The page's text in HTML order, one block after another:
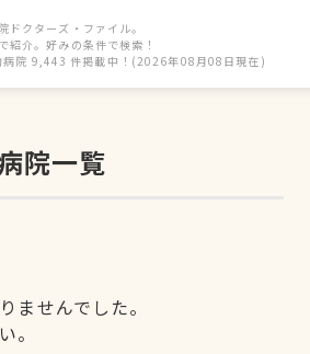
クターズ・ファイル。
紹介。好みの条件で検索！
病院 9,443 件掲載中！(2026年08月08日現在)
院一覧
ませんでした。
。